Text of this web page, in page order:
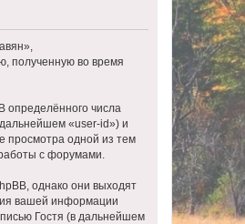
полученную во время
числа
«user-id») и
просмотра одной из тем
с форумами.
однако они выходят
вашей информации
Гостя (в дальнейшем